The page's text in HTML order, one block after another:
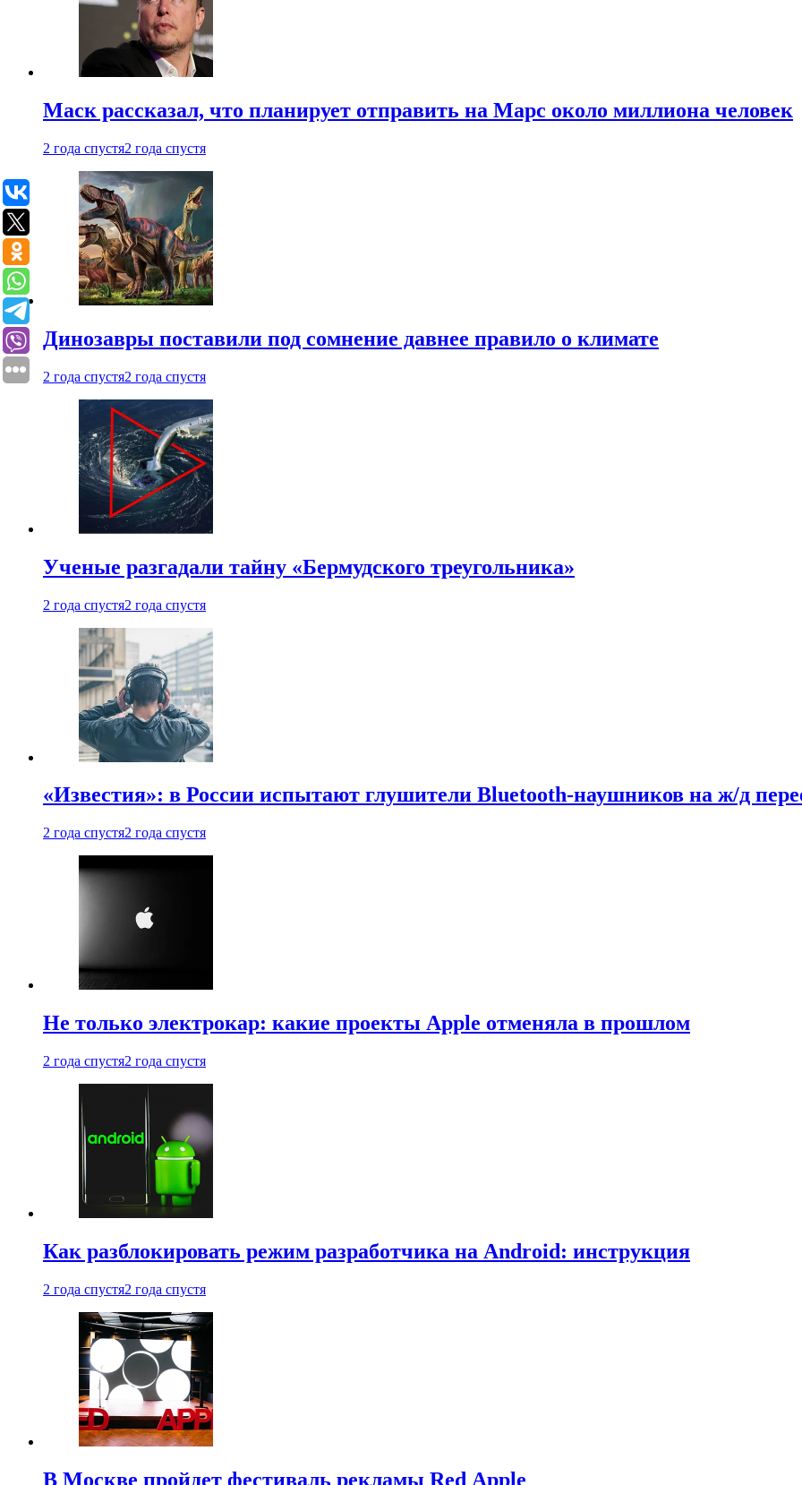
Маск рассказал, что планирует отправить на Марс около миллиона человек
2 года спустя2 года спустя
Динозавры поставили под сомнение давнее правило о климате
2 года спустя2 года спустя
Ученые разгадали тайну «Бермудского треугольника»
2 года спустя2 года спустя
«Известия»: в России испытают глушители Bluetooth-наушников на ж/д
2 года спустя2 года спустя
Не только электрокар: какие проекты Apple отменяла в прошлом
2 года спустя2 года спустя
Как разблокировать режим разработчика на Android: инструкция
2 года спустя2 года спустя
В Москве пройдет фестиваль рекламы Red Apple